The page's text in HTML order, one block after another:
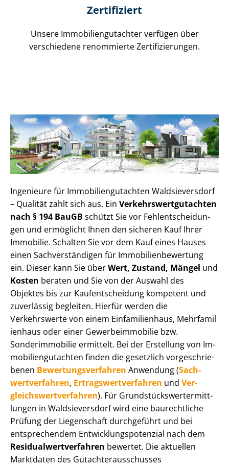
Zertifiziert
Unsere Immobilien­gutachter verfügen über
verschiedene renommierte Zer­ti­fi­zie­run­gen.
Ingenieure für Im­mo­bi­li­en­gut­ach­ten Waldsieversdorf
– Qualität zahlt sich aus. Ein Ver­kehrs­wert­gut­ach­ten
nach § 194 BauGB schützt Sie vor Fehl­ent­schei­dun­
gen und ermöglicht Ihnen den sicheren Kauf Ihrer
Immobilie. Schalten Sie vor dem Kauf eines Hauses
einen Sach­ver­stän­di­gen für Im­mo­bi­li­en­be­wer­tung
ein. Dieser kann Sie überWert, Zustand, Mängel und
Kosten beraten und Sie von der Auswahl des
Objektes bis zur Kauf­ent­schei­dung kompetent und
zuverlässig begleiten. Hierfür werden die
Verkehrswerte von einem Einfamilienhaus, Mehr­fa­mi­l
i­en­haus oder einer Ge­wer­be­im­mo­bi­lie bzw.
Sonderimmobilie ermittelt. Bei der Erstellung von Im­
mo­bi­li­en­gut­ach­ten finden die gesetzlich vor­ge­schrie­
be­nen Be­wer­tungs­ver­fah­ren Anwendung (Sach­
wert­ver­fah­ren, Er­trags­wert­ver­fah­ren und Ver­
gleichs­wert­ver­fah­ren). Für Grund­stücks­wert­ermitt­
lun­gen in Waldsieversdorf wird eine baurechtliche
Prüfung der Liegenschaft durchgeführt und bei
entsprechendem Ent­wick­lungs­po­ten­zi­al nach dem
Re­si­du­al­wert­ver­fah­ren bewertet. Die aktuellen
Marktdaten des Gut­ach­ter­aus­schus­ses